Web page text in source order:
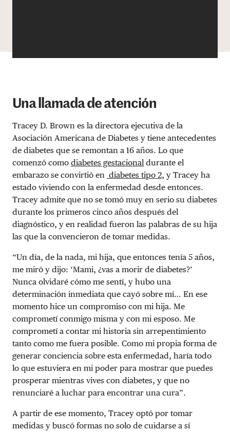
Una llamada de atención
Tracey D. Brown es la directora ejecutiva de la
Asociación Americana de Diabetes y tiene antecedentes
de diabetes que se remontan a 16 años. Lo que
comenzó como diabetes gestacional durante el
embarazo se convirtió en diabetes tipo 2, y Tracey ha
estado viviendo con la enfermedad desde entonces.
Tracey admite que no se tomó muy en serio su diabetes
durante los primeros cinco años después del
diagnóstico, y en realidad fueron las palabras de su hija
las que la convencieron de tomar medidas.
“Un día, de la nada, mi hija, que entonces tenía 5 años,
me miró y dijo: ‘Mami, ¿vas a morir de diabetes?’
Nunca olvidaré cómo me sentí, y hubo una
determinación inmediata que cayó sobre mí… En ese
momento hice un compromiso con mi hija. Me
comprometí conmigo misma y con mi esposo. Me
comprometí a contar mi historia sin arrepentimiento
tanto como me fuera posible. Como mi propia forma de
generar conciencia sobre esta enfermedad, haría todo
lo que estuviera en mi poder para mostrar que puedes
prosperar mientras vives con diabetes, y que no
renunciaré a luchar para encontrar una cura”.
A partir de ese momento, Tracey optó por tomar
medidas y buscó formas no solo de cuidarse a sí